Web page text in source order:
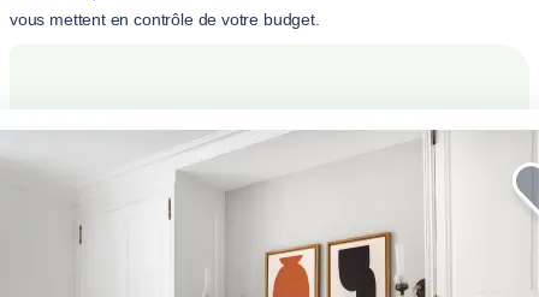
vous mettent en contrôle de votre budget.